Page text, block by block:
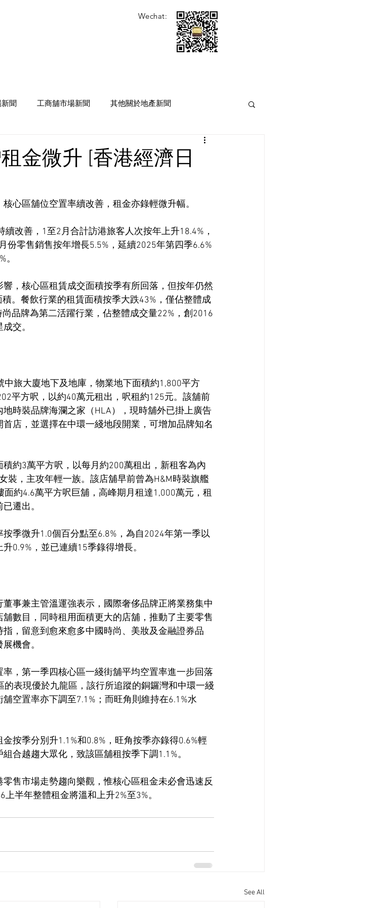
Wechat:
聞 工商舖市場新聞 其他關於地產新聞
金微升 [香港經濟日
心區舖位空置率續改善，租金亦錄輕微升幅。
改善，1至2月合計訪港旅客人次按年上升18.4%，
份零售銷售按年增長5.5%，延續2025年第四季6.6%
，核心區租賃成交面積按季有所回落，但按年仍然
。餐飲行業的租賃面積按季大跌43%，僅佔整體成
品牌為第二活躍行業，佔整體成交量22%，創2016
交。
旅大廈地下及地庫，物業地下面積約1,800平方
平方呎，以約40萬元租出，呎租約125元。該舖前
時裝品牌海瀾之家（HLA），現時舖外已掛上廣告
店，並選擇在中環一綫地段開業，可增加品牌知名
約3萬平方呎，以每月約200萬租出，新租客為內
裝，主攻年輕一族。該店舖早前曾為H&M時裝旗艦
約4.6萬平方呎巨舖，高峰期月租達1,000萬元，租
遷出。
季微升1.0個百分點至6.8%，為自2024年第一季以
0.9%，並已連續15季錄得增長。
事兼主管溫運強表示，國際奢侈品牌正將業務集中
數目，同時租用面積更大的店舖，推動了主要零售
，留意到愈來愈多中國時尚、美妝及金融證券品
機會。
，第一季四核心區一綫街舖平均空置率進一步回落
表現優於九龍區，該行所追蹤的銅鑼灣和中環一綫
空置率亦下調至7.1%；而旺角則維持在6.1%水
按季分別升1.1%和0.8%，旺角按季亦錄得0.6%輕
合越趨大眾化，致該區舖租按季下調1.1%。
售市場走勢趨向樂觀，惟核心區租金未必會迅速反
半年整體租金將溫和上升2%至3%。
See All